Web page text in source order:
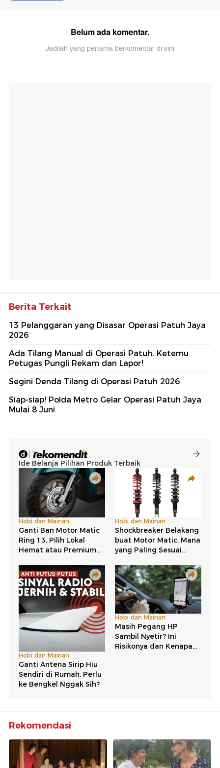
Belum ada komentar.
Jadilah yang pertama berkomentar di sini
Berita Terkait
13 Pelanggaran yang Disasar Operasi Patuh Jaya
2026
Ada Tilang Manual di Operasi Patuh, Ketemu
Petugas Pungli Rekam dan Lapor!
Segini Denda Tilang di Operasi Patuh 2026
Siap-siap! Polda Metro Gelar Operasi Patuh Jaya
Mulai 8 Juni
Rekomendasi